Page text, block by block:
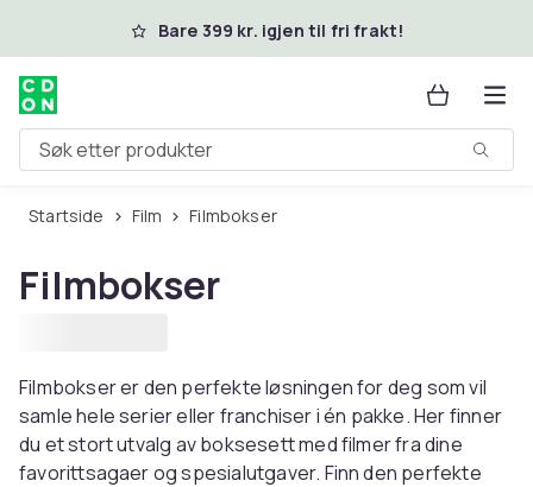
Hopp til hovedinnholdBare 399 kr. igjen til fri frakt!
Søk etter produkter
Startside Film Filmbokser
Filmbokser
Filmbokser er den perfekte løsningen for deg som vil
samle hele serier eller franchiser i én pakke. Her finner
du et stort utvalg av boksesett med filmer fra dine
favorittsagaer og spesialutgaver. Finn den perfekte